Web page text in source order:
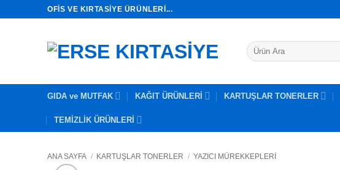
OFIS VE KIRTASIYE ÜRÜNLERI...
Ara:
GIDA ve MUTFAK KAĞIT ÜRÜNLERİ KARTUŞLAR TONERLER
TEMİZLİK ÜRÜNLERİ
ANA SAYFA / KARTUŞLAR TONERLER / YAZICI MÜREKKEPLERI